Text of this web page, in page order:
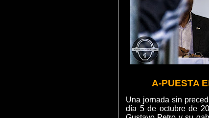
A-PUESTA
Una jornada sin
día 5 de octubre de